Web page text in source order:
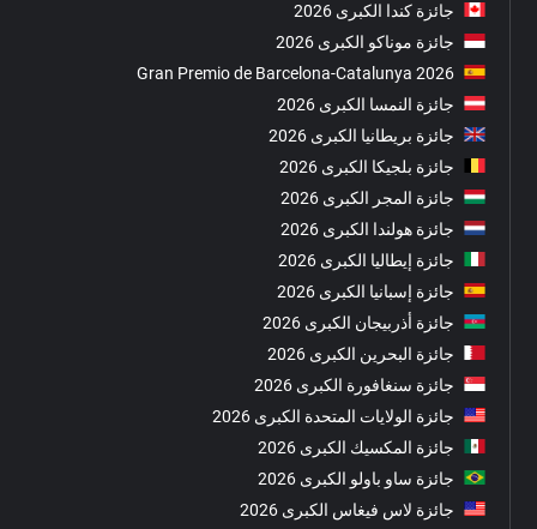
جائزة كندا الكبرى 2026
جائزة موناكو الكبرى 2026
Gran Premio de Barcelona-Catalunya 2026
جائزة النمسا الكبرى 2026
جائزة بريطانيا الكبرى 2026
جائزة بلجيكا الكبرى 2026
جائزة المجر الكبرى 2026
جائزة هولندا الكبرى 2026
جائزة إيطاليا الكبرى 2026
جائزة إسبانيا الكبرى 2026
جائزة أذربيجان الكبرى 2026
جائزة البحرين الكبرى 2026
جائزة سنغافورة الكبرى 2026
جائزة الولايات المتحدة الكبرى 2026
جائزة المكسيك الكبرى 2026
جائزة ساو باولو الكبرى 2026
جائزة لاس فيغاس الكبرى 2026